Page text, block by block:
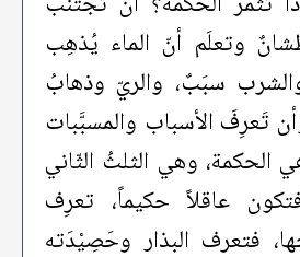
وتعلَم أنّ الماء يُذهِب
سبَبٌ، والريّ وذهابُ
تَعرِفَ الأسباب والمسبَّبات
الحكمة، وهي الثلثُ الثّاني
عاقلاً حكيماً، تعرِف
فتعرف البذار وحَصِيْدَته